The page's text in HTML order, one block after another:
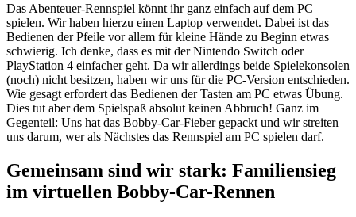
Das Abenteuer-Rennspiel könnt ihr ganz einfach auf dem PC
spielen. Wir haben hierzu einen Laptop verwendet. Dabei ist das
Bedienen der Pfeile vor allem für kleine Hände zu Beginn etwas
schwierig. Ich denke, dass es mit der Nintendo Switch oder
PlayStation 4 einfacher geht. Da wir allerdings beide Spielekonsolen
(noch) nicht besitzen, haben wir uns für die PC-Version entschieden.
Wie gesagt erfordert das Bedienen der Tasten am PC etwas Übung.
Dies tut aber dem Spielspaß absolut keinen Abbruch! Ganz im
Gegenteil: Uns hat das Bobby-Car-Fieber gepackt und wir streiten
uns darum, wer als Nächstes das Rennspiel am PC spielen darf.
Gemeinsam sind wir stark: Familiensieg
im virtuellen Bobby-Car-Rennen